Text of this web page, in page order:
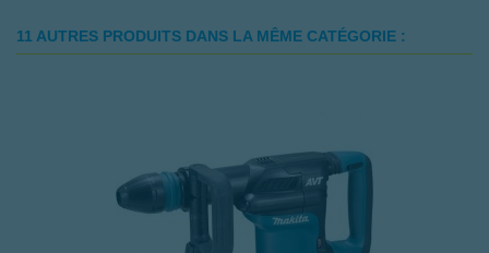
11 AUTRES PRODUITS DANS LA MÊME CATÉGORIE :